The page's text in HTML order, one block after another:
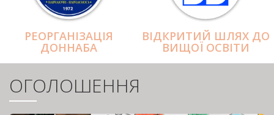
РЕОРГАНІЗАЦІЯ
ДОННАБА
ВІДКРИТИЙ ШЛЯХ ДО
ВИЩОЇ ОСВІТИ
ОГОЛОШЕННЯ